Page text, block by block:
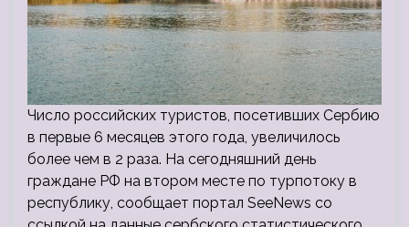
Число российских туристов, посетивших Сербию
в первые 6 месяцев этого года, увеличилось
более чем в 2 раза. На сегодняшний день
граждане РФ на втором месте по турпотоку в
республику, сообщает портал SeeNews со